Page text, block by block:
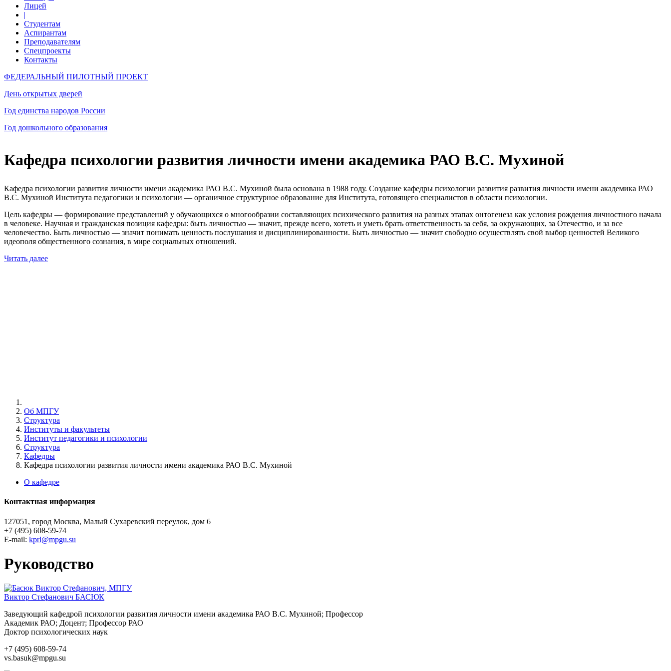
Лицей
|
Студентам
Аспирантам
Преподавателям
Спецпроекты
Контакты
ФЕДЕРАЛЬНЫЙ ПИЛОТНЫЙ ПРОЕКТ
День открытых дверей
Год единства народов России
Год дошкольного образования
Кафедра психологии развития личности имени академика РАО В.С. Мухиной
Кафедра психологии развития личности имени академика РАО В.С. Мухиной была основана в 1988 году. Создание кафедры психологии развития развития личности имени академика РАО
В.С. Мухиной Института педагогики и психологии — органичное структурное образование для Института, готовящего специалистов в области психологии.
Цель кафедры — формирование представлений у обучающихся о многообразии составляющих психического развития на разных этапах онтогенеза как условия рождения личностного начала
в человеке. Научная и гражданская позиция кафедры: быть личностью — значит, прежде всего, хотеть и уметь брать ответственность за себя, за окружающих, за Отечество, и за все
человечество. Быть личностью — значит понимать ценность послушания и дисциплинированности. Быть личностью — значит свободно осуществлять свой выбор ценностей Великого
идеополя общественного сознания, в мире социальных отношений.
Читать далее
Об МПГУ
Структура
Институты и факультеты
Институт педагогики и психологии
Структура
Кафедры
Кафедра психологии развития личности имени академика РАО В.С. Мухиной
О кафедре
Контактная информация
127051, город Москва, Малый Сухаревский переулок, дом 6
+7 (495) 608-59-74
E-mail: kprl@mpgu.su
Руководство
Виктор Стефанович БАСЮК
Заведующий кафедрой психологии развития личности имени академика РАО В.С. Мухиной; Профессор
Академик РАО; Доцент; Профессор РАО
Доктор психологических наук
+7 (495) 608-59-74
vs.basuk@mpgu.su